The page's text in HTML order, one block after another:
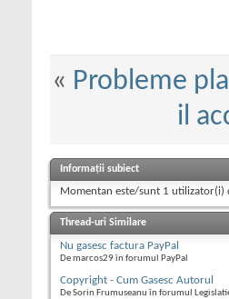
« Probleme
il
Informații subiect
Momentan este/sunt 1 utilizator(i)
Thread-uri Similare
Nu gasesc factura PayPal
De marcos29 în forumul PayPal
Copyright - Cum Gasesc Autorul
De Sorin Frumuseanu în forumul